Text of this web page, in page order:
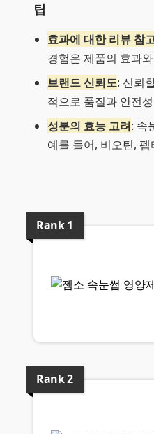
팁
효과에 대한 리뷰 참
경험은 제품의 효과
브랜드 신뢰도: 신뢰
적으로 품질과 안전
성분의 효능 고려: 속
예를 들어, 비오틴,
Rank1
Rank2